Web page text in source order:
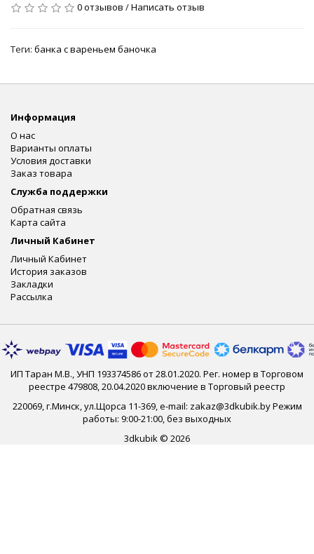
0 отзывов /Написать отзыв
Теги: банка с вареньем баночка
Информация
О нас
Варианты оплаты
Условия доставки
Заказ товара
Служба поддержки
Обратная связь
Карта сайта
Личный Кабинет
Личный Кабинет
История заказов
Закладки
Рассылка
ИП Таран М.В., УНП 193374586 от 28.01.2020. Рег. номер в Торговом
реестре 479808, 20.04.2020 включение в Торговый реестр
220069, г.Минск, ул.Щорса 11-369, e-mail: zakaz@3dkubik.by Режим
работы: 9:00-21:00, без выходных
3dkubik © 2026